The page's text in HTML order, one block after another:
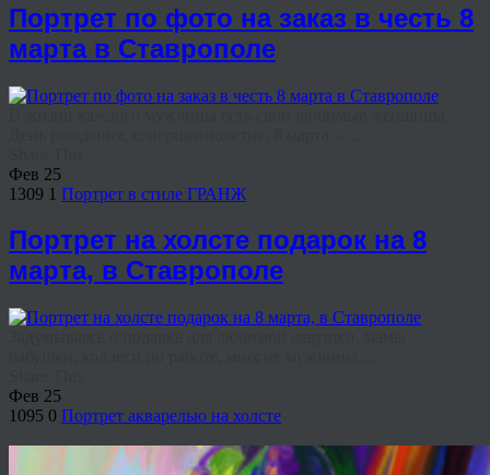
Портрет по фото на заказ в честь 8
марта в Ставрополе
Фев 25
1309 1 Портрет в стиле ГРАНЖ
Портрет на холсте подарок на 8
марта, в Ставрополе
Фев 25
1095 0 Портрет акварелью на холсте